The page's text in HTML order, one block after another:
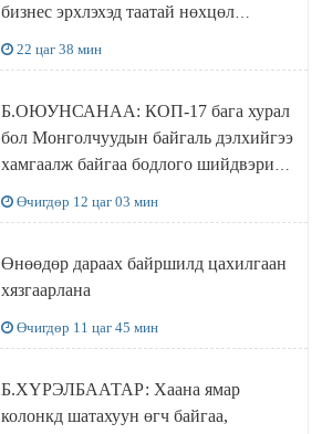
бизнес эрхлэхэд таатай нөхцөл
22 цаг 38 мин
Б.ОЮУНСАНАА: КОП-17 бага хурал
бол Монголчуудын байгаль дэлхийгээ
хамгаалж байгаа бодлого шийдвэрийг
Өчигдөр 12 цаг 03 мин
Өнөөдөр дараах байршилд цахилгаан
хязгаарлана
Өчигдөр 11 цаг 45 мин
Б.ХҮРЭЛБААТАР: Хаана ямар
колонкд шатахуун өгч байгаа,